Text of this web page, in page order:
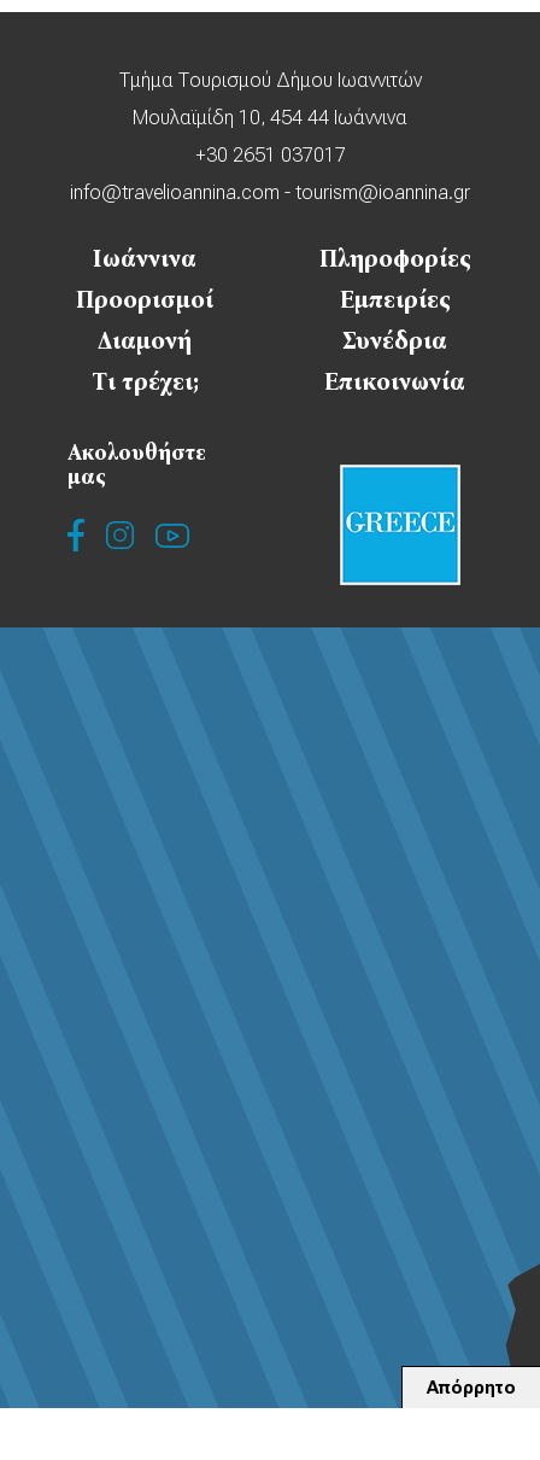
Απόρρητο
Τμήμα Τουρισμού Δήμου Ιωαννιτών
Μουλαϊμίδη 10, 454 44 Ιωάννινα
+30 2651 037017
info@travelioannina.com - tourism@ioannina.gr
Ιωάννινα
Πληροφορίες
Προορισμοί
Εμπειρίες
Διαμονή
Συνέδρια
Τι τρέχει;
Επικοινωνία
Ακολουθήστε
μας